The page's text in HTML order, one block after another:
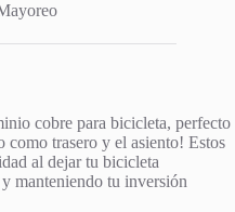
cobre para bicicleta, perfecto
como trasero y el asiento! Estos
al dejar tu bicicleta
manteniendo tu inversión